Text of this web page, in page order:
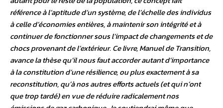
référence à l’aptitude d’un système, de l’échelle des individus
à celle d’économies entières, à maintenir son intégrité et à
continuer de fonctionner sous l’impact de changements et de
chocs provenant de l’extérieur. Ce livre, Manuel de Transition,
avance la thèse qu’il nous faut accorder autant d’importance
à la constitution d’une résilience, ou plus exactement à sa
reconstitution, qu’à nos autres efforts actuels (et qui n’ont
que trop tardé) en vue de réduire radicalement nos